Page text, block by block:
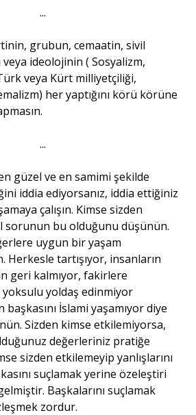
...
grubun, cemaatin, sivil
ideolojinin ( Sosyalizm,
veya Kürt milliyetçiliği,
her yaptığını körü körüne
...
güzel ve en samimi şekilde
iddia ediyorsanız, iddia ettiğiniz
çalışın. Kimse sizden
sorunun bu olduğunu düşünün.
uygun bir yaşam
Herkesle tartışıyor, insanların
geri kalmıyor, fakirlere
yoksulu yoldaş edinmiyor
İslami yaşamıyor diye
Sizden kimse etkilemiyorsa,
değerleriniz pratiğe
sizden etkilemeyip yanlışlarını
suçlamak yerine özeleştiri
Başkalarını suçlamak
zordur.